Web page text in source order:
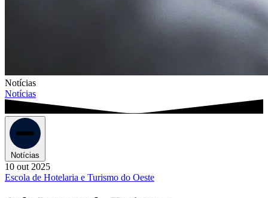
Notícias
Notícias
Notícias
10 out 2025
Escola de Hotelaria e Turismo do Oeste